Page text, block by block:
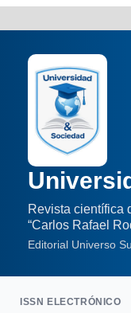
Revista científica
“Carlos Rafael
Editorial Universo
ISSN ELECTRÓNICO